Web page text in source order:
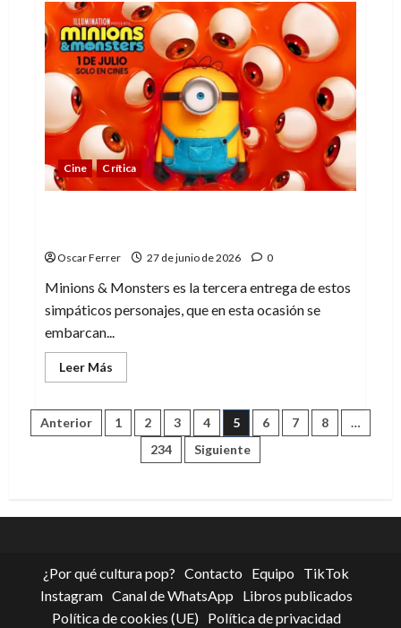
A
500
millas
de
casa:
una
road
trip
emocional
sincera
Cine Crítica
Oscar Ferrer 27 de junio de 2026 0
Minions & Monsters es la tercera entrega de estos
simpáticos personajes, que en esta ocasión se
embarcan...
Leer Más
más
Minions
&
Monsters
Paginación
Anterior 1 2 3 4 5 6 7 8
…
234
Siguiente
¿Por qué cultura pop? Contacto Equipo
TikTok
Instagram Canal de WhatsApp
Libros publicados
Política de cookies (UE)
Política de privacidad